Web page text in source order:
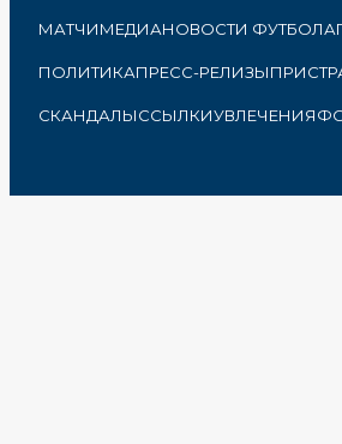
МАТЧИМЕДИАНОВОСТИ ФУТБОЛА
ПОЛИТИКАПРЕСС-РЕЛИЗЫ
СКАНДАЛЫССЫЛКИУВЛЕЧЕНИЯ